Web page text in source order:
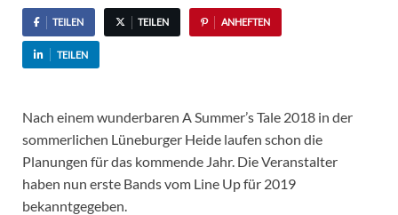
TEILEN TEILEN ANHEFTEN
TEILEN
Nach einem wunderbaren A Summer’s Tale 2018 in der
sommerlichen Lüneburger Heide laufen schon die
Planungen für das kommende Jahr. Die Veranstalter
haben nun erste Bands vom Line Up für 2019
bekanntgegeben.